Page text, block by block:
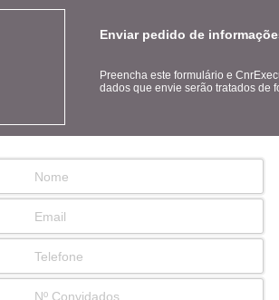
Enviar pedido de
Preencha este formulário e
dados que envie serão tratados de